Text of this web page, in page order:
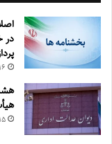
۱۶ مرداد‌ماه ۱۴۰۵
۱۵ مرداد‌ماه ۱۴۰۵